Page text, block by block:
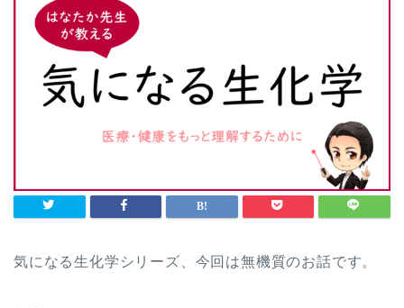
気になる生化学シリーズ、今回は無機質のお話です。